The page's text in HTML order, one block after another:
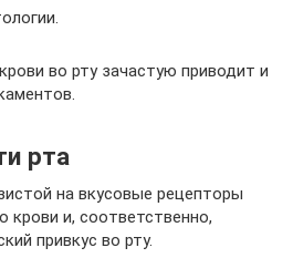
во рту зачастую приводит и
рта
на вкусовые рецепторы
крови и, соответственно,
привкус во рту.